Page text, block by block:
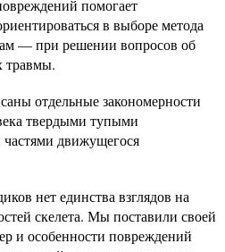
помогает
в выборе метода
— при решении вопросов об
травмы.
отдельные законо­мерности
твердыми ту­пыми
движущего­ся
нет единства взгля­дов на
скелета. Мы по­ставили своей
и особен­ности повреждений